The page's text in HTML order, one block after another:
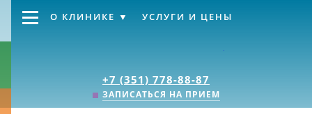
+7 (351) 778-88-87
ЗАПИСАТЬСЯ НА ПРИЕМ
О КЛИНИКЕ УСЛУГИ И ЦЕНЫ